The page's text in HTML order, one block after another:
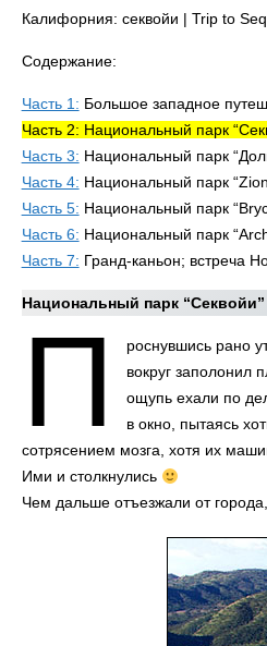
Калифорния: секвойи | Trip to
Содержание:
Часть 1: Большое западное
Часть 2: Национальный парк
Часть 3: Национальный парк
Часть 4: Национальный парк
Часть 5: Национальный парк
Часть 6: Национальный парк
Часть 7: Гранд-каньон; встреча
Национальный парк “Секвойи”
П
роснувшись рано
вокруг
ощупь ехали по
в окно, пытаясь
сотрясением мозга, хотя их
Ими и столкнулись
Чем дальше отъезжали от